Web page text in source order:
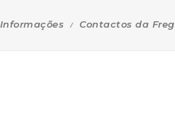
Informações Contactos da